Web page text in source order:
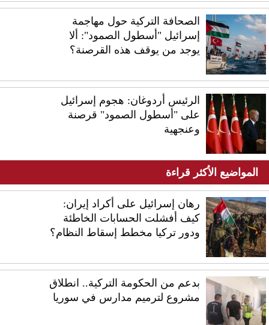
الصحافة التركية حول مهاجمة
إسرائيل "أسطول الصمود": ألا
يوجد من يوقف هذه القرصنة؟
الرئيس أردوغان: هجوم إسرائيل
على "أسطول الصمود" قرصنة
وعنجهية
المواضيع الأكثر قراءة
رهان إسرائيل على أكراد إيران:
كيف أفشلت الحسابات الخاطئة
ودور تركيا مخطط إسقاط النظام؟
بدعم من الحكومة التركية.. انطلاق
مشروع لترميم مدارس في سوريا